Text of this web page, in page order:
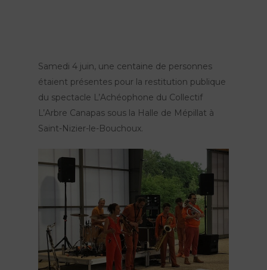
Samedi 4 juin, une centaine de personnes
étaient présentes pour la restitution publique
du spectacle L’Achéophone du Collectif
L’Arbre Canapas sous la Halle de Mépillat à
Saint-Nizier-le-Bouchoux.